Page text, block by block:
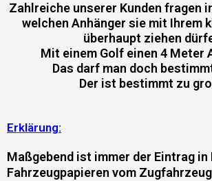
Zahlreiche unserer Kunden fragen
welchen Anhänger sie mit Ihrem
überhaupt ziehen
Mit einem Golf einen 4 Meter
Das darf man doch
Der ist bestimmt zu
Erklärung:
Maßgebend ist immer der Eintrag in
Fahrzeugpapieren vom